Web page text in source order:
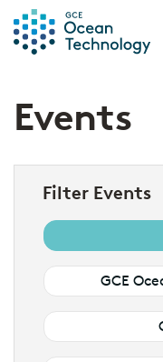
Events
Filter Events
GCE